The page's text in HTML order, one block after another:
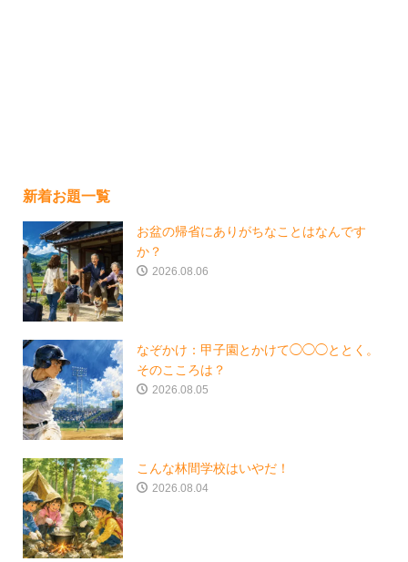
新着お題一覧
お盆の帰省にありがちなことはなんです
か？
2026.08.06
なぞかけ：甲子園とかけて◯◯◯ととく。
そのこころは？
2026.08.05
こんな林間学校はいやだ！
2026.08.04